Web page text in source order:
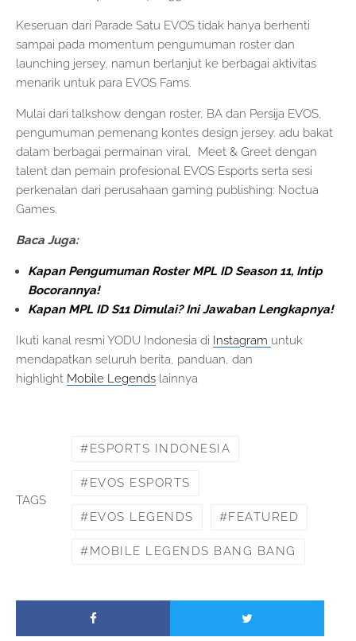
Keseruan dari Parade Satu EVOS tidak hanya berhenti
sampai pada momentum pengumuman roster dan
launching jersey, namun berlanjut ke berbagai aktivitas
menarik untuk para EVOS Fams.
Mulai dari talkshow dengan roster, BA dan Persija EVOS,
pengumuman pemenang kontes design jersey. adu bakat
dalam berbagai permainan viral, Meet & Greet dengan
talent dan pemain profesional EVOS Esports serta sesi
perkenalan dari perusahaan gaming publishing: Noctua
Games.
Baca Juga:
Kapan Pengumuman Roster MPL ID Season 11, Intip
Bocorannya!
Kapan MPL ID S11 Dimulai? Ini Jawaban Lengkapnya!
Ikuti kanal resmi YODU Indonesia di Instagram untuk
mendapatkan seluruh berita, panduan, dan
highlight Mobile Legends lainnya
TAGS
ESPORTS INDONESIA
EVOS ESPORTS
EVOS LEGENDS FEATURED
MOBILE LEGENDS BANG BANG